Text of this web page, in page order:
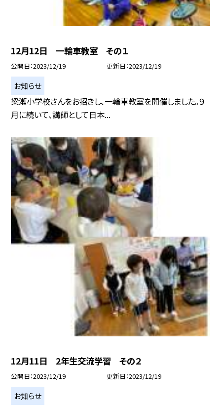
12月12日 一輪車教室 その１
公開日 2023/12/19 更新日 2023/12/19
お知らせ
梁瀬小学校さんをお招きし、一輪車教室を開催しました。９
月に続いて、講師として日本...
12月11日 2年生交流学習 その２
公開日 2023/12/19 更新日 2023/12/19
お知らせ